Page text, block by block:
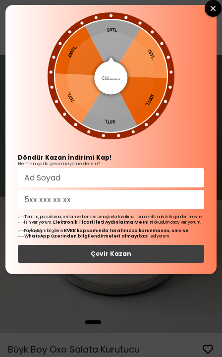
0
Büyk Boy Oxo Salata Kurutucu
50TL
75TL
100TL
50TL
75TL
100TL
Döndür Kazan İndirimi Kap!
Hemen çarkı çevirmeye ne dersin?
Tanıtım, pazarlama, reklam ve benzeri amaçlarla tarafıma ticari elektronik ileti gönderilmesine
izin veriyorum.Elektronik Ticari İleti Aydınlatma Metni 'ni okudum onay veriyorum.
Paylaştığım bilgilerinKVKK kapsamında tarafınızca korunmasını, sms ve
WhatsApp üzerinden bilgilendirmeleri almayı kabul ediyorum.
Çevir Kazan